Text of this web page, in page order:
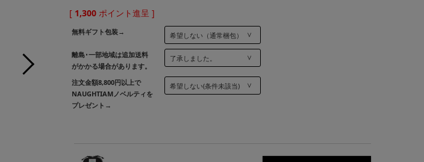
[ 1,300 ポイント進呈 ]
無料ギフト包装→
離島･一部地域は追加送料
がかかる場合があります。
注文金額8,800円以上で
NAUGHTIAMノベルティを
プレゼント→